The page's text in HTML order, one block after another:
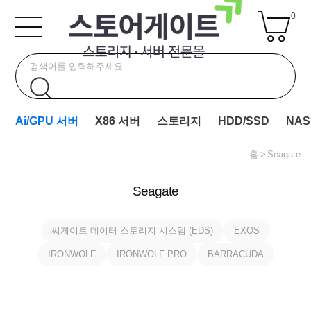
0
Ai/GPU 서버 X86 서버 스토리지 HDD/SSD NAS
홈 Seagate
Seagate
씨게이트 데이터 스토리지 시스템 (EDS) EXOS
IRONWOLF IRONWOLF PRO BARRACUDA